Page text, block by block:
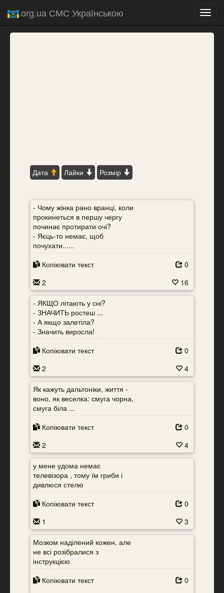
.org.ua СМС Українською
Дата Лайки Розмір
- Чому жінка рано вранці, коли
прокинеться в першу чергу
починає протирати очі?
- Яєць-то немає, щоб
почухати......
Копіювати текст
0
2
16
- ЯКЩО літають у сні?
- ЗНАЧИТЬ ростеш ...
- А якщо залетіла?
- Значить виросла!
Копіювати текст
0
2
4
Як кажуть дальтоніки, життя -
воно, як веселка: смуга чорна,
смуга біла ...
Копіювати текст
0
2
4
у мене удома немає
телевізора , тому їм гриби і
дивлюся стелю
Копіювати текст
0
1
3
Мозком наділений кожен, але
не всі розібралися з
інструкцією
Копіювати текст
0